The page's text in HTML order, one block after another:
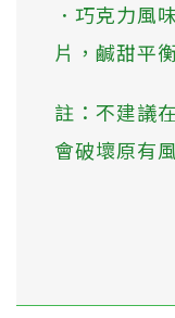
．巧克力風
片，鹹甜平
註：不建議
會破壞原有